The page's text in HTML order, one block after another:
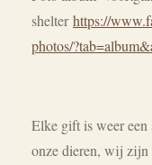
shelterhttps://
photos/
Elke gift is weer een
onze dieren, wij zijn